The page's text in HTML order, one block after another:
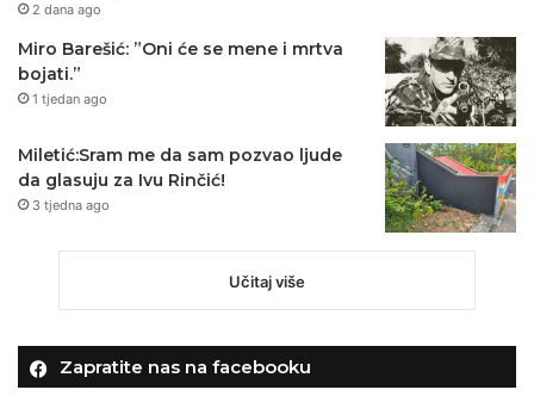
2 dana ago
Miro Barešić: ”Oni će se mene i mrtva
bojati.”
1 tjedan ago
Miletić:Sram me da sam pozvao ljude
da glasuju za Ivu Rinčić!
3 tjedna ago
Učitaj više
Zapratite nas na facebooku